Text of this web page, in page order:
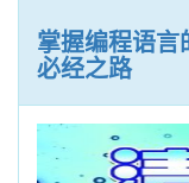
掌握编程语
必经之路